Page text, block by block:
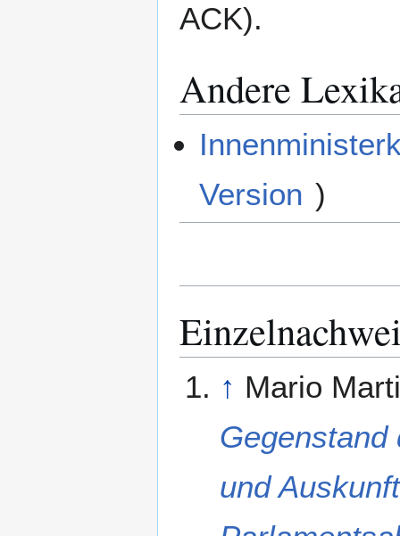
ACK).
Andere
Version )
↑ Mario
Gegenstand
und